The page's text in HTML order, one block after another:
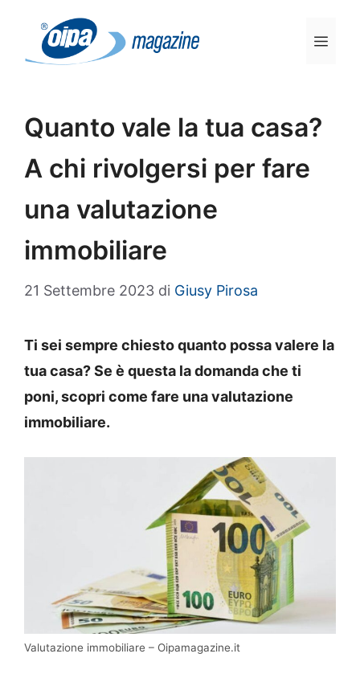
contenuto
Quanto vale la tua casa?
A chi rivolgersi per fare
una valutazione
immobiliare
21 Settembre 2023 di Giusy Pirosa
Ti sei sempre chiesto quanto possa valere la
tua casa? Se è questa la domanda che ti
poni, scopri come fare una valutazione
immobiliare.
Valutazione immobiliare – Oipamagazine.it